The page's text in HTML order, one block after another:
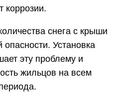
снега с крыши
Установка
эту проблему и
жильцов на всем